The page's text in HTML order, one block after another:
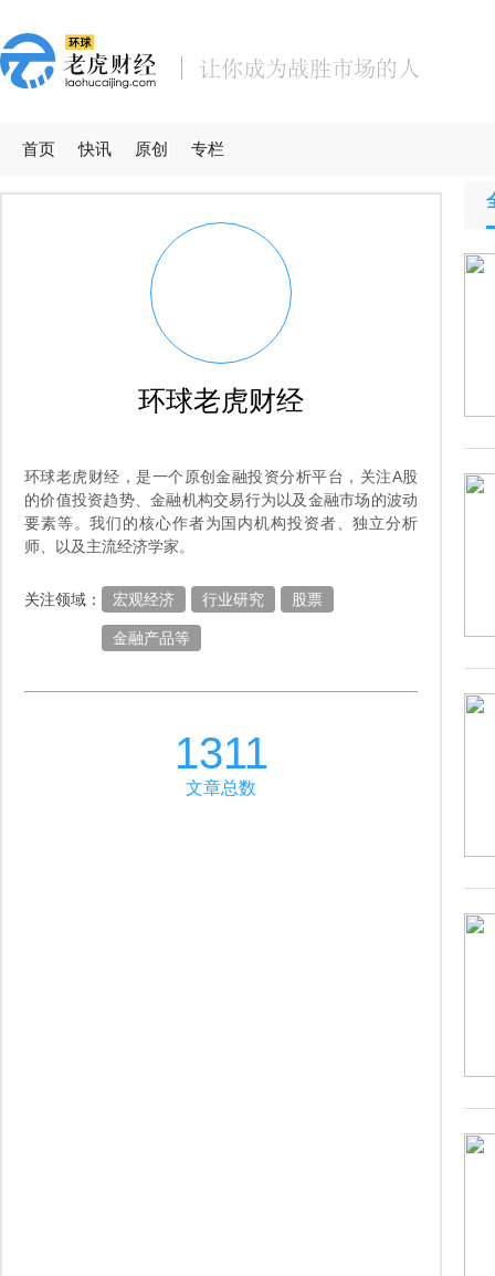
首页 快讯 原创 专栏
环球老虎财经
环球老虎财经，是一个原创金融投资分析平台，关注A股
的价值投资趋势、金融机构交易行为以及金融市场的波动
要素等。我们的核心作者为国内机构投资者、独立分析
师、以及主流经济学家。
关注领域： 宏观经济 行业研究 股票
金融产品等
1311
文章总数